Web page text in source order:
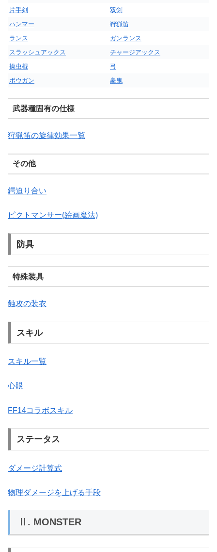
片手剣
双剣
ハンマー
狩猟笛
ランス
ガンランス
スラッシュアックス
チャージアックス
操虫棍
弓
ボウガン
豪鬼
武器種固有の仕様
狩猟笛の旋律効果一覧
その他
鍔迫り合い
ピクトマンサー(絵画魔法)
防具
特殊装具
蝕攻の装衣
スキル
スキル一覧
心眼
FF14コラボスキル
ステータス
ダメージ計算式
物理ダメージを上げる手段
Ⅱ. MONSTER